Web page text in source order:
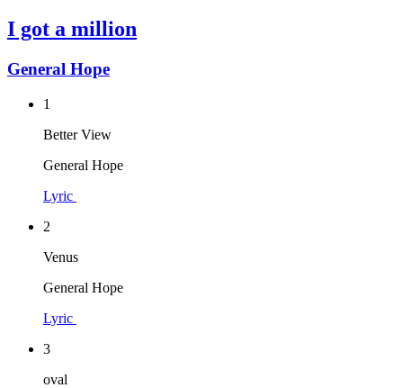
I got a million
General Hope
1
Better View
General Hope
Lyric
2
Venus
General Hope
Lyric
3
oval